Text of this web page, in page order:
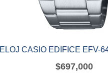
CASIO EDIFICE EFV-
$697,000